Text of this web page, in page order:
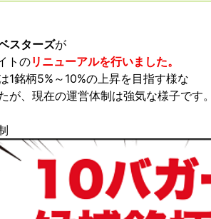
スターズが
トのリニューアルを行いました。
1銘柄5%～10%の上昇を目指す様な
が、現在の運営体制は強気な様子です